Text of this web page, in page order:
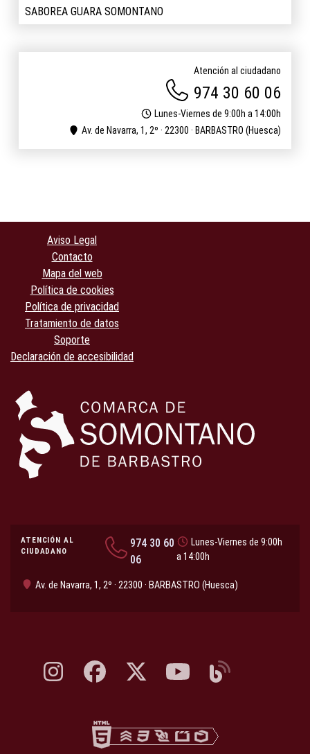
SABOREA GUARA SOMONTANO
Atención al ciudadano
974 30 60 06
Lunes-Viernes de 9:00h a 14:00h
Av. de Navarra, 1, 2º · 22300 · BARBASTRO (Huesca)
Aviso Legal
Contacto
Mapa del web
Política de cookies
Política de privacidad
Tratamiento de datos
Soporte
Declaración de accesibilidad
ATENCIÓN AL
CIUDADANO
974 30 60
06
Lunes-Viernes de 9:00h
a 14:00h
Av. de Navarra, 1, 2º · 22300 · BARBASTRO (Huesca)
Instagram, abre en nueva pestaña
Facebook, abre en nueva pestaña
X, antes Twitter, abre en nueva pestaña
YouTube, abre en nueva
Blog, abre en nueva